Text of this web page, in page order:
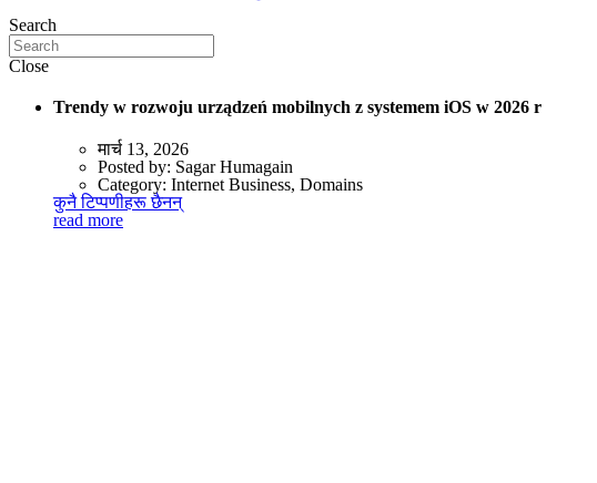
Search
Close
Trendy w rozwoju urządzeń mobilnych z systemem iOS w 2026 r
मार्च 13, 2026
Posted by: Sagar Humagain
Category: Internet Business, Domains
कुनै टिप्पणीहरू छैनन्
read more